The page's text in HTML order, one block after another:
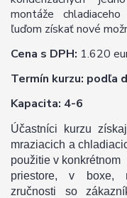
montáže
ľuďom získať nové
Cena s DPH: 1.620
Termín kurzu: podľa
Kapacita: 4-6
Účastníci kurzu
mraziacich a
použitie v konkrétnom
priestore, v boxe,
zručnosti so